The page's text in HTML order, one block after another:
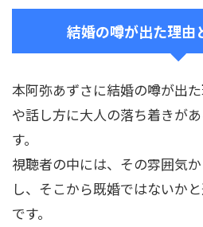
結婚の噂が出た理由
本阿弥あずさに結婚の噂が出
や話し方に大人の落ち着きが
す。
視聴者の中には、その雰囲気
し、そこから既婚ではないか
です。